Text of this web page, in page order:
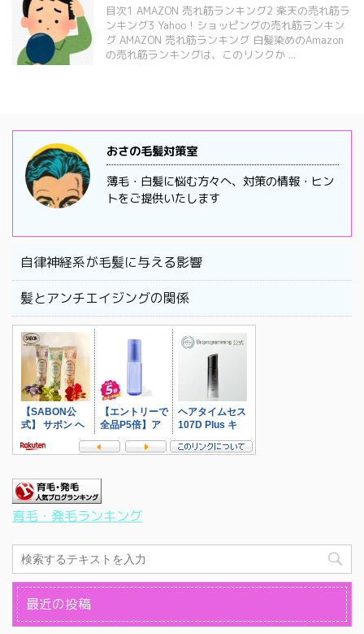
目次1 AMAZON 売れ筋ランキング2 楽天の売れ筋ラ
ンキング3 Yahoo！ショッピングの売れ筋ランキン
グ AMAZON 売れ筋ランキング 白髪染めのAmazon
の売れ筋ランキングは、このリンクか ...
おさの毛髪対策室
薄毛・白髪に悩む方々へ、対策の情報・ヒン
トをご提供いたします
自律神経系が毛髪に与える影響
髪とアンチエイジングの関係
育毛・発毛ランキング
最近の投稿